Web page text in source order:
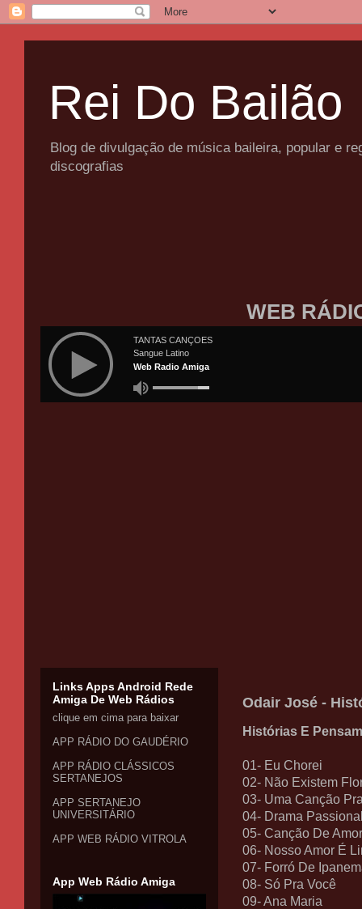
Rei Do Bailão
Blog de divulgação de música baileira, popular e
discografias
WEB
Odair José -
Histórias E
01- Eu Chorei
02- Não Existem
03- Uma Canção
04- Drama
05- Canção De Amor
06- Nosso Amor É
07- Forró De
08- Só Pra Você
09- Ana Maria
Links Apps Android Rede
Amiga De Web Rádios
clique em cima para baixar
APP RÁDIO DO GAUDÉRIO
APP RÁDIO CLÁSSICOS
SERTANEJOS
APP SERTANEJO
UNIVERSITÁRIO
APP WEB RÁDIO VITROLA
App Web Rádio Amiga